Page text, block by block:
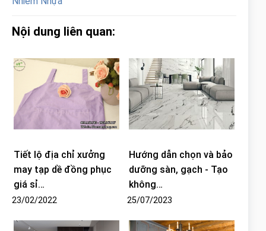
Nội dung liên quan:
Tiết lộ địa chỉ xưởng
may tạp dề đồng phục
giá sỉ…
23/02/2022
Hướng dẫn chọn và bảo
dưỡng sàn, gạch - Tạo
không…
25/07/2023